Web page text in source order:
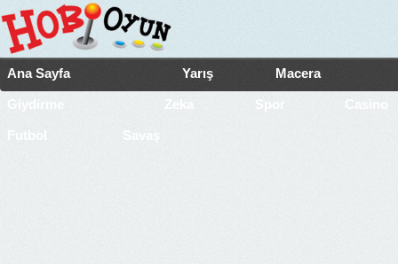
Ana Sayfa Yarış Macera